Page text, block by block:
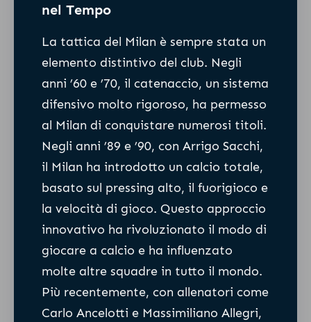
nel Tempo
La tattica del Milan è sempre stata un
elemento distintivo del club. Negli
anni ’60 e ’70, il catenaccio, un sistema
difensivo molto rigoroso, ha permesso
al Milan di conquistare numerosi titoli.
Negli anni ’89 e ’90, con Arrigo Sacchi,
il Milan ha introdotto un calcio totale,
basato sul pressing alto, il fuorigioco e
la velocità di gioco. Questo approccio
innovativo ha rivoluzionato il modo di
giocare a calcio e ha influenzato
molte altre squadre in tutto il mondo.
Più recentemente, con allenatori come
Carlo Ancelotti e Massimiliano Allegri,